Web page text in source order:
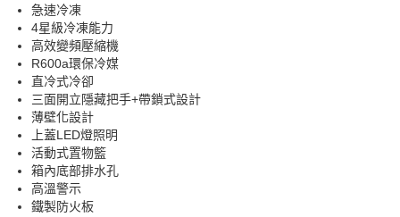
急速冷凍
4星級冷凍能力
高效變頻壓縮機
R600a環保冷媒
直冷式冷卻
三面開立隱藏把手+帶鎖式設計
薄壁化設計
上蓋LED燈照明
活動式置物籃
箱內底部排水孔
高溫警示
鐵製防火板